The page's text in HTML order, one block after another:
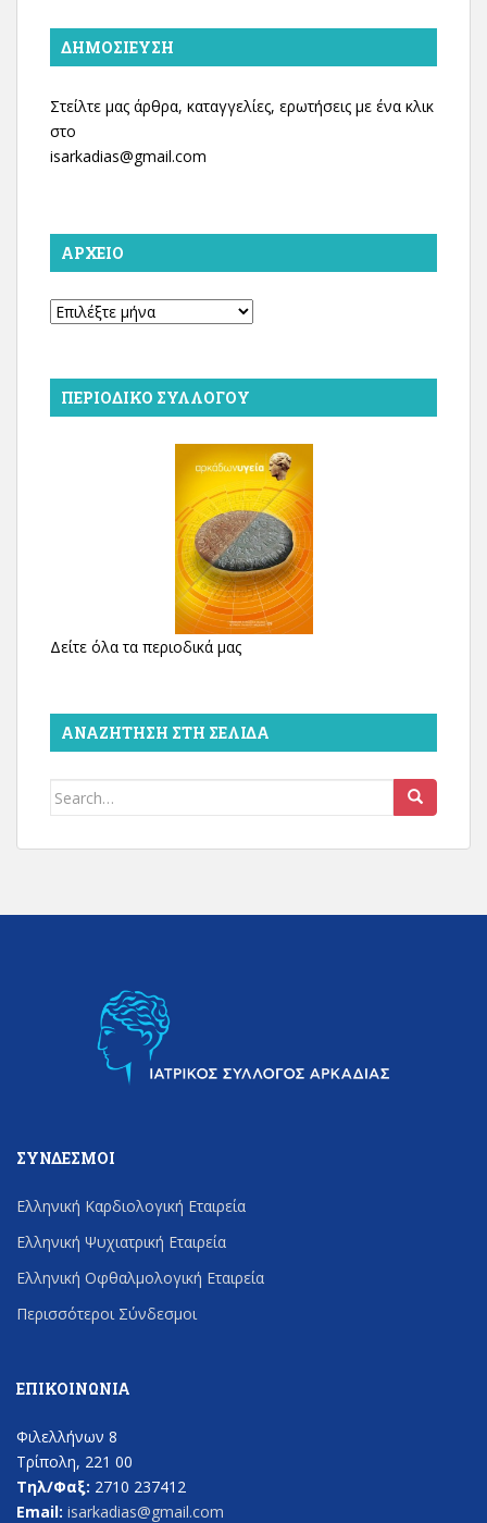
ΔΗΜΟΣΊΕΥΣΗ
Στείλτε μας άρθρα, καταγγελίες, ερωτήσεις με ένα κλικ
στο
isarkadias@gmail.com
ΑΡΧΕΊΟ
Αρχείο
ΠΕΡΙΟΔΙΚΌ ΣΥΛΛΌΓΟΥ
Δείτε όλα τα περιοδικά μας
ΑΝΑΖΉΤΗΣΗ ΣΤΗ ΣΕΛΊΔΑ
Search
ΣΎΝΔΕΣΜΟΙ
Ελληνική Καρδιολογική Εταιρεία
Ελληνική Ψυχιατρική Εταιρεία
Ελληνική Οφθαλμολογική Εταιρεία
Περισσότεροι Σύνδεσμοι
ΕΠΙΚΟΙΝΩΝΊΑ
Φιλελλήνων 8
Τρίπολη, 221 00
Τηλ/Φαξ: 2710 237412
Email: isarkadias@gmail.com